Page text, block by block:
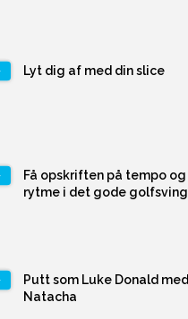
Lyt dig af med din slice
Få opskriften på tempo og
rytme i det gode golfsving
Putt som Luke Donald med
Natacha